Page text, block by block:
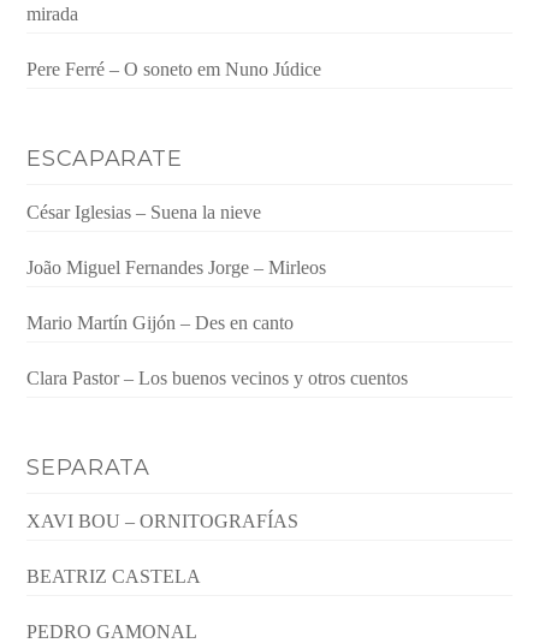
mirada
Pere Ferré – O soneto em Nuno Júdice
ESCAPARATE
César Iglesias – Suena la nieve
João Miguel Fernandes Jorge – Mirleos
Mario Martín Gijón – Des en canto
Clara Pastor – Los buenos vecinos y otros cuentos
SEPARATA
XAVI BOU – ORNITOGRAFÍAS
BEATRIZ CASTELA
PEDRO GAMONAL